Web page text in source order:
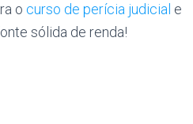
o curso de perícia judicial e
sólida de renda!